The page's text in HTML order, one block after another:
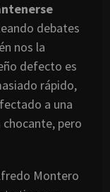
debates
nos la
defecto es
rápido,
a una
pero
Montero